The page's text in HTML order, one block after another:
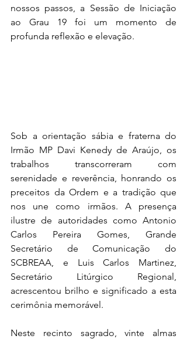
nossos passos, a Sessão de Iniciação
ao Grau 19 foi um momento de
profunda reflexão e elevação.
Sob a orientação sábia e fraterna do
Irmão MP Davi Kenedy de Araújo, os
trabalhos transcorreram com
serenidade e reverência, honrando os
preceitos da Ordem e a tradição que
nos une como irmãos. A presença
ilustre de autoridades como Antonio
Carlos Pereira Gomes, Grande
Secretário de Comunicação do
SCBREAA, e Luis Carlos Martinez,
Secretário Litúrgico Regional,
acrescentou brilho e significado a esta
cerimônia memorável.
Neste recinto sagrado, vinte almas